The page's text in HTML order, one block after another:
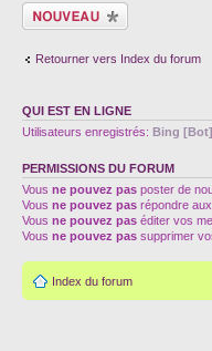
Écrire un nouveau
sujet
Retourner vers Index du forum
QUI EST EN LIGNE
Utilisateurs enregistrés: Bing [Bot]
PERMISSIONS DU FORUM
Vous ne pouvez pas poster de
Vous ne pouvez pas répondre
Vous ne pouvez pas éditer vos
Vous ne pouvez pas supprimer
Index du forum